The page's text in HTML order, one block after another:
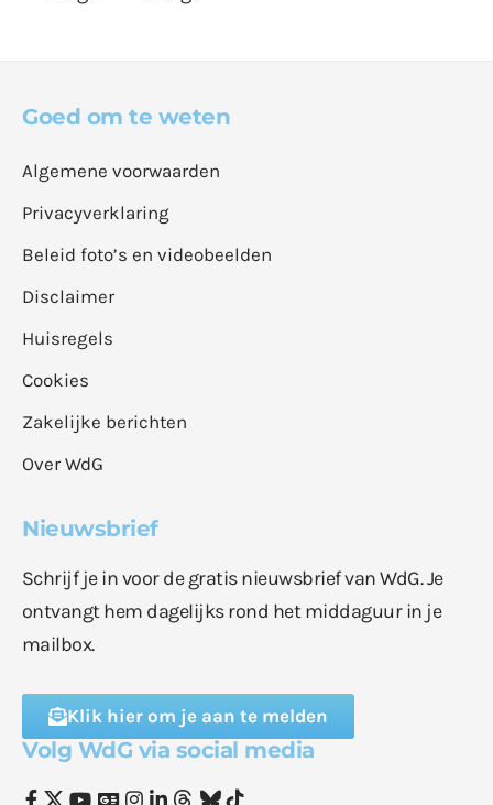
Goed om te weten
Algemene voorwaarden
Privacyverklaring
Beleid foto’s en videobeelden
Disclaimer
Huisregels
Cookies
Zakelijke berichten
Over WdG
Nieuwsbrief
Schrijf je in voor de gratis nieuwsbrief van WdG. Je
ontvangt hem dagelijks rond het middaguur in je
mailbox.
Klik hier om je aan te melden
Volg WdG via social media